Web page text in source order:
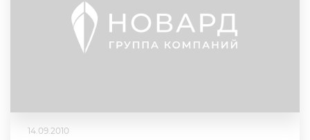
14.09.2010